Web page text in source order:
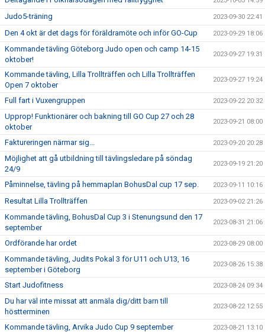
Judo5-träning 2023-09-30 22:41
Den 4 okt är det dags för föräldramöte och inför GO-Cup 2023-09-29 18:06
Kommande tävling Göteborg Judo open och camp 14-15
oktober!
2023-09-27 19:31
Kommande tävling, Lilla Trollträffen och Lilla Trollträffen
Open 7 oktober
2023-09-27 19:24
Full fart i Vuxengruppen 2023-09-22 20:32
Upprop! Funktionärer och bakning till GO Cup 27 och 28
oktober
2023-09-21 08:00
Faktureringen närmar sig... 2023-09-20 20:28
Möjlighet att gå utbildning till tävlingsledare på söndag
24/9
2023-09-19 21:20
Påminnelse, tävling på hemmaplan BohusDal cup 17 sep. 2023-09-11 10:16
Resultat Lilla Trollträffen 2023-09-02 21:26
Kommande tävling, BohusDal Cup 3 i Stenungsund den 17
september
2023-08-31 21:06
Ordförande har ordet 2023-08-29 08:00
Kommande tävling, Judits Pokal 3 för U11 och U13, 16
september i Göteborg
2023-08-26 15:38
Start Judofitness 2023-08-24 09:34
Du har väl inte missat att anmäla dig/ditt barn till
höstterminen
2023-08-22 12:55
Kommande tävling, Arvika Judo Cup 9 september 2023-08-21 13:10